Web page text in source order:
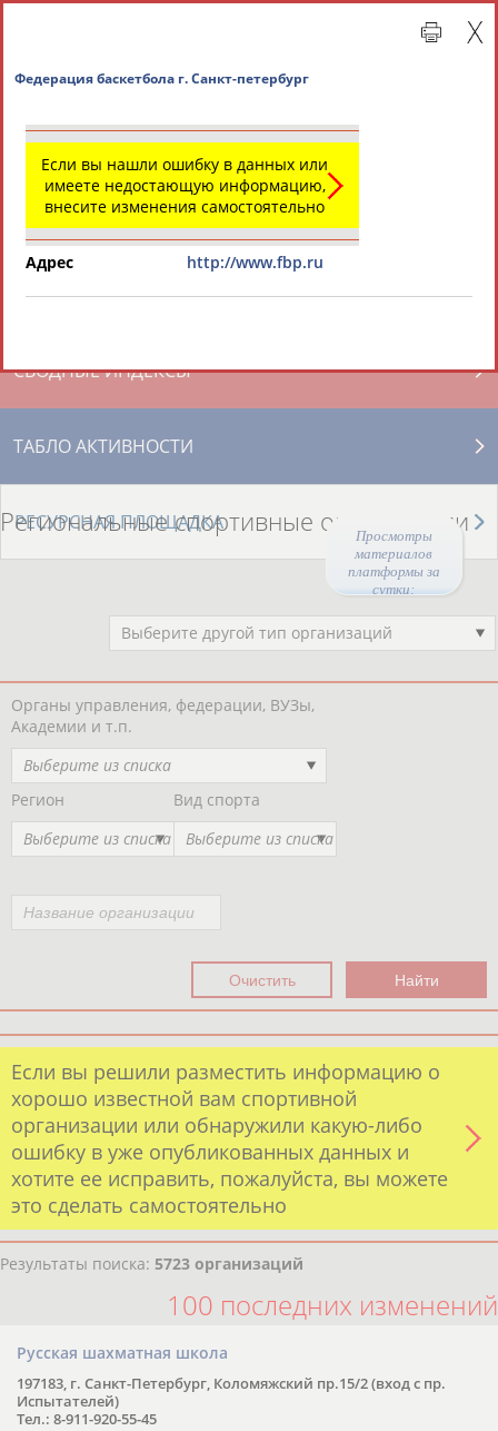
Просмотры
материалов
платформы за
сутки:
СВОДНЫЕ ИНДЕКСЫ
ТАБЛО АКТИВНОСТИ
РЕСУРСНАЯ ПЛОЩАДКА
Региональные спортивные организации
Выберите другой тип организаций
Органы управления, федерации, ВУЗы,
Академии и т.п.
Выберите из списка
Регион
Выберите из списка
Вид спорта
Выберите из списка
Если вы решили разместить информацию о
хорошо известной вам спортивной
организации или обнаружили какую-либо
ошибку в уже опубликованных данных и
хотите ее исправить, пожалуйста, вы можете
это сделать самостоятельно
Результаты поиска: 5723 организаций
100 последних изменений
Русская шахматная школа
197183, г. Санкт-Петербург, Коломяжский пр.15/2 (вход с пр.
Испытателей)
Тел.: 8-911-920-55-45
Если вы нашли ошибку в данных или
имеете недостающую информацию,
внесите изменения самостоятельно
Адрес http://www.fbp.ru